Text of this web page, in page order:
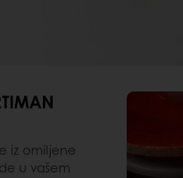
iz omiljene
u vašem